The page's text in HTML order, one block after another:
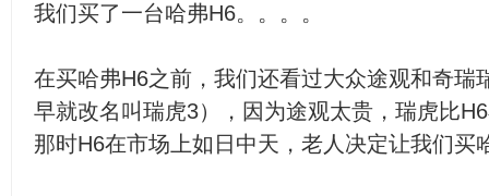
我们买了一台哈弗H6。。。。
在买哈弗H6之前，我们还看过大众途观和奇瑞
早就改名叫瑞虎3），因为途观太贵，瑞虎比
那时H6在市场上如日中天，老人决定让我们买